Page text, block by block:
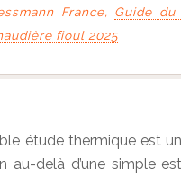
France, Guide du
fioul 2025
étude thermique est
au-delà d’une simple